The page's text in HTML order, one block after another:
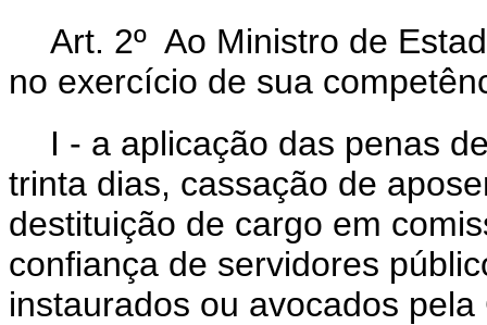
Art. 2º Ao Ministro de
no exercício de sua
I - a aplicação das penas
trinta dias, cassação de
destituição de cargo em
confiança de servidores
instaurados ou avocados